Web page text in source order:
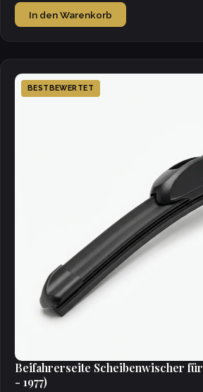
In den Warenkorb
BESTBEWERTET
Beifahrerseite Scheibenwischer für
- 1977)